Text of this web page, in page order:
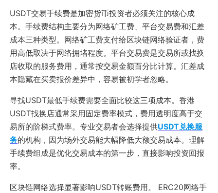
USDT交易手续费是加密货币投资者必须关注的核心成
本。手续费结构主要分为网络矿工费、平台交易费和汇差
成本三种类型。网络矿工费支付给区块链网络验证者，费
用高低取决于网络拥堵程度。平台交易费是交易所或找换
店收取的服务费用，通常按交易金额百分比计算。汇差成
本隐藏在买卖报价差异中，容易被初学者忽略。
寻找USDT最低手续费需要全面比较这三项成本。香港
USDT找换店通常采用固定费率模式，费用透明度高于交
易所的阶梯式费率。专业交易者会选择提供USDT兑换服
务的机构，因为场外交易能大幅降低大额交易成本。理解
手续费组成是优化交易成本的第一步，直接影响投资回报
率。
区块链网络选择显著影响USDT转账费用。 ERC20网络手